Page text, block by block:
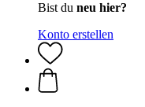
Bist du neu hier?
Konto erstellen